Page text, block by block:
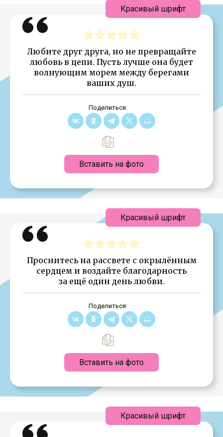
Любите друг друга, но не превращайте
любовь в цепи. Пусть лучше она будет
волнующим морем между берегами
ваших душ.
Поделиться:
Вставить на фото
Красивый шрифт
Проснитесь на рассвете с окрылённым
сердцем и воздайте благодарность
за ещё один день любви.
Поделиться:
Вставить на фото
Красивый шрифт
Красивый шрифт